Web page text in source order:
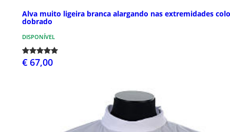
Alva muito ligeira branca alargando nas extremidades colo
dobrado
DISPONÍVEL
€ 67,00